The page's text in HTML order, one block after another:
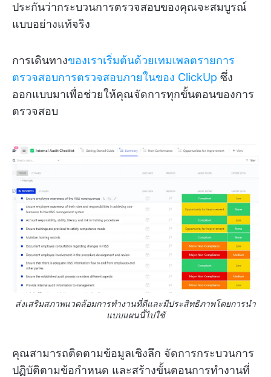
ประกันว่ากระบวนการตรวจสอบของคุณจะสมบูรณ์
แบบอย่างแท้จริง
การเดินทางของเราเริ่มต้นด้วยเทมเพลตรายการ
ตรวจสอบการตรวจสอบภายในของ ClickUp ซึ่ง
ออกแบบมาเพื่อช่วยให้คุณจัดการทุกขั้นตอนของการ
ตรวจสอบ
ส่งเสริมสภาพแวดล้อมการทำงานที่ดีและมีประสิทธิภาพโดยการนำ
แบบแผนนี้ไปใช้
คุณสามารถติดตามข้อมูลเชิงลึก จัดการกระบวนการ
ปฏิบัติตามข้อกำหนด และสร้างขั้นตอนการทำงานที่